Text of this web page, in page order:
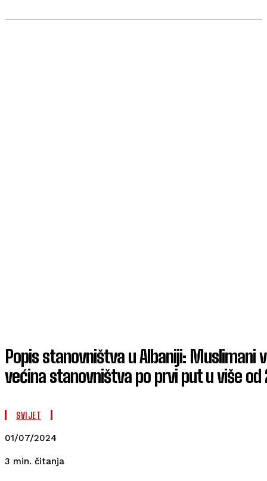
Popis stanovništva u Albaniji: Muslimani
većina stanovništva po prvi put u više od
SVIJET
01/07/2024
3 min. čitanja